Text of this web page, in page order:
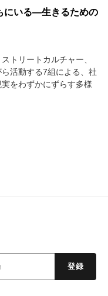
にいる―生きるための
トリートカルチャー、
活動する7組による、社
をわずかにずらす多様
登録